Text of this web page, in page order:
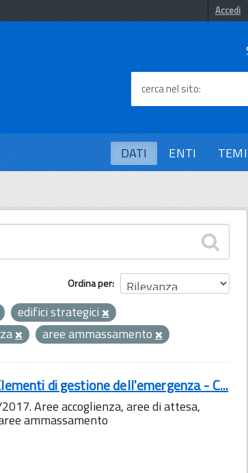
Accedi
cerca nel sito
DATI ENTI TEMI
Ordina per
edifici strategici
aree ammassamento
di gestione dell'emergenza - C...
Aree accoglienza, aree di attesa,
ammassamento